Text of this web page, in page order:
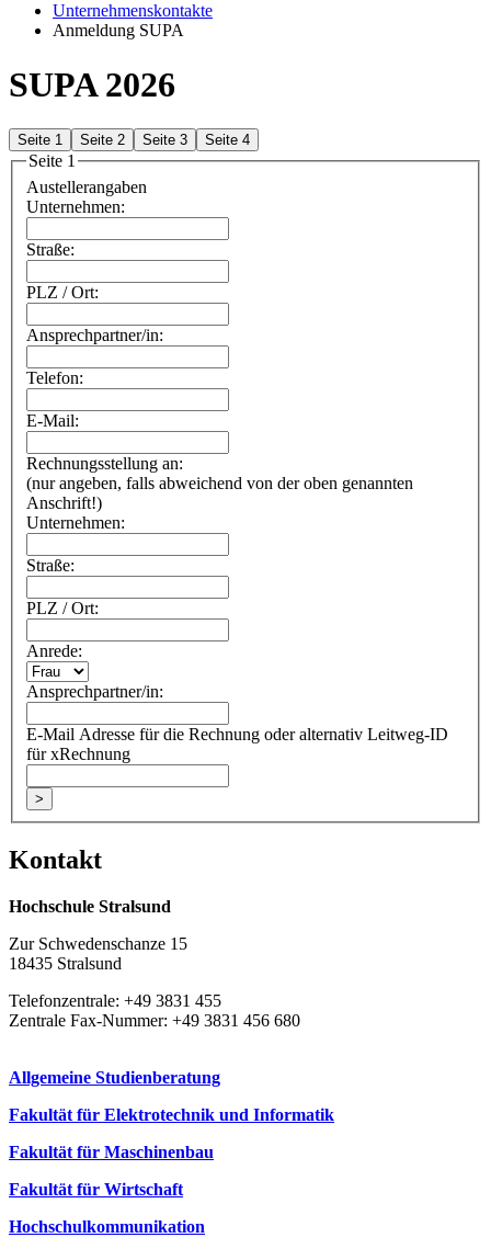
Unternehmenskontakte
Anmeldung SUPA
SUPA 2026
Seite 1 Seite 2 Seite 3 Seite 4
Seite 1
Austellerangaben
Unternehmen:
Straße:
PLZ / Ort:
Ansprechpartner/in:
Telefon:
E-Mail:
Rechnungsstellung an:
(nur angeben, falls abweichend von der oben genannten
Anschrift!)
Unternehmen:
Straße:
PLZ / Ort:
Anrede:
Ansprechpartner/in:
E-Mail Adresse für die Rechnung oder alternativ Leitweg-ID
für xRechnung
>
Kon­takt
Hochschule Stralsund
Zur Schwedenschanze 15
18435 Stralsund
Telefonzentrale: +49 3831 455
Zentrale Fax-Nummer: +49 3831 456 680
Allgemeine Studienberatung
Fakultät für Elektrotechnik und Informatik
Fakultät für Maschinenbau
Fakultät für Wirtschaft
Hochschulkommunikation